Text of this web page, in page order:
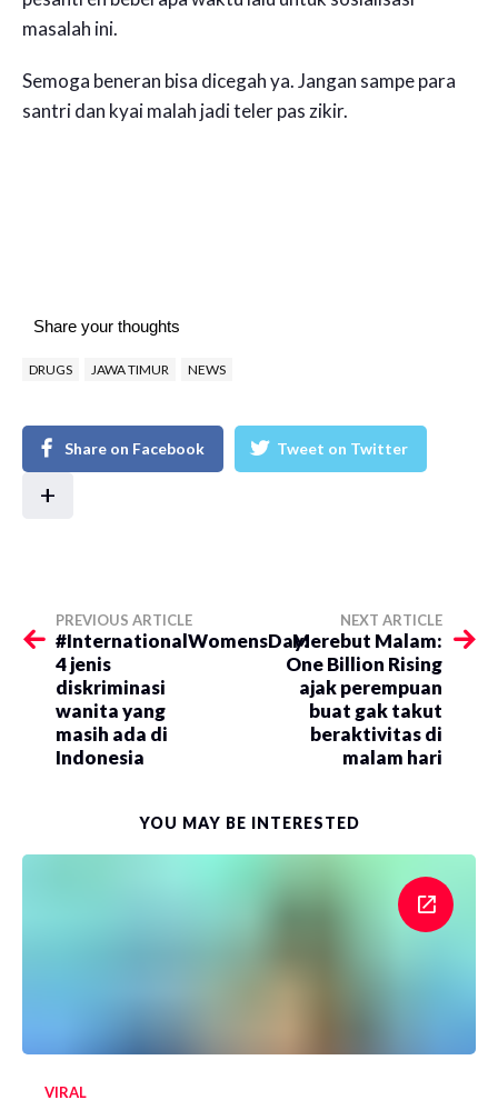
masalah ini.
Semoga beneran bisa dicegah ya. Jangan sampe para
santri dan kyai malah jadi teler pas zikir.
Share your thoughts
DRUGS JAWA TIMUR NEWS
Share on Facebook Tweet on Twitter
+
PREVIOUS ARTICLE
#InternationalWomensDay:
4 jenis
diskriminasi
wanita yang
masih ada di
Indonesia
NEXT ARTICLE
Merebut Malam:
One Billion Rising
ajak perempuan
buat gak takut
beraktivitas di
malam hari
YOU MAY BE INTERESTED
VIRAL